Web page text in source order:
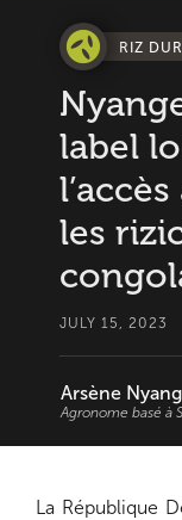
RIZ
label
les
JULY 15, 2023
Arsène
Agronome basé à
La République